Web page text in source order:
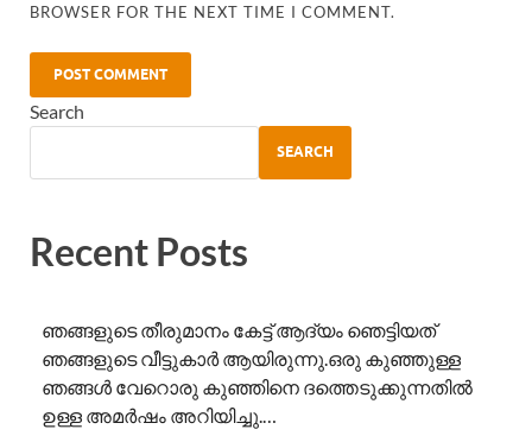
BROWSER FOR THE NEXT TIME I COMMENT.
Search
SEARCH
Recent Posts
ഞങ്ങളുടെ തീരുമാനം കേട്ട് ആദ്യം ഞെട്ടിയത്
ഞങ്ങളുടെ വീട്ടുകാർ ആയിരുന്നു.ഒരു കുഞ്ഞുള്ള
ഞങ്ങൾ വേറൊരു കുഞ്ഞിനെ ദത്തെടുക്കുന്നതിൽ
ഉള്ള അമർഷം അറിയിച്ചു.…